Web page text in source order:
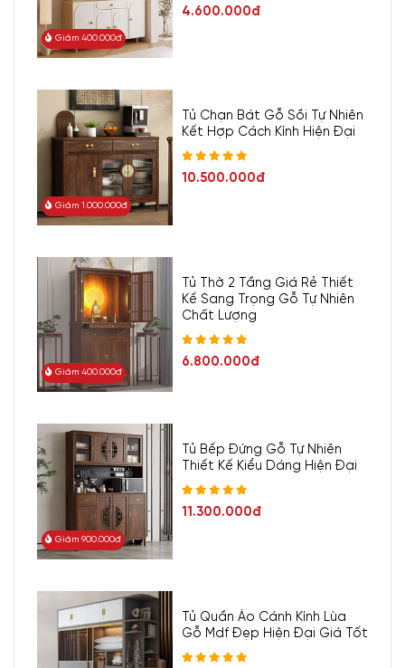
Giảm 400.000đ
4.600.000đ
Giảm 1.000.000đ
Tủ Chạn Bát Gỗ Sồi Tự Nhiên
Kết Hợp Cách Kính Hiện Đại
10.500.000đ
Giảm 400.000đ
Tủ Thờ 2 Tầng Giá Rẻ Thiết
Kế Sang Trọng Gỗ Tự Nhiên
Chất Lượng
6.800.000đ
Giảm 900.000đ
Tủ Bếp Đứng Gỗ Tự Nhiên
Thiết Kế Kiểu Dáng Hiện Đại
11.300.000đ
Tủ Quần Áo Cánh Kính Lùa
Gỗ Mdf Đẹp Hiện Đại Giá Tốt